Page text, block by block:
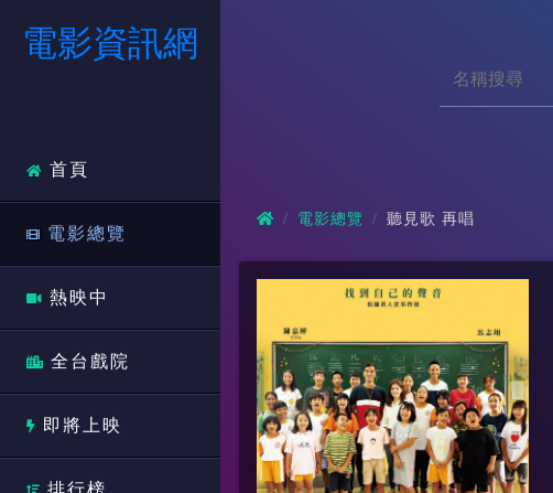
電影資訊網
首頁
電影總覽
熱映中
全台戲院
即將上映
排行榜
電影總覽 聽見歌 再唱